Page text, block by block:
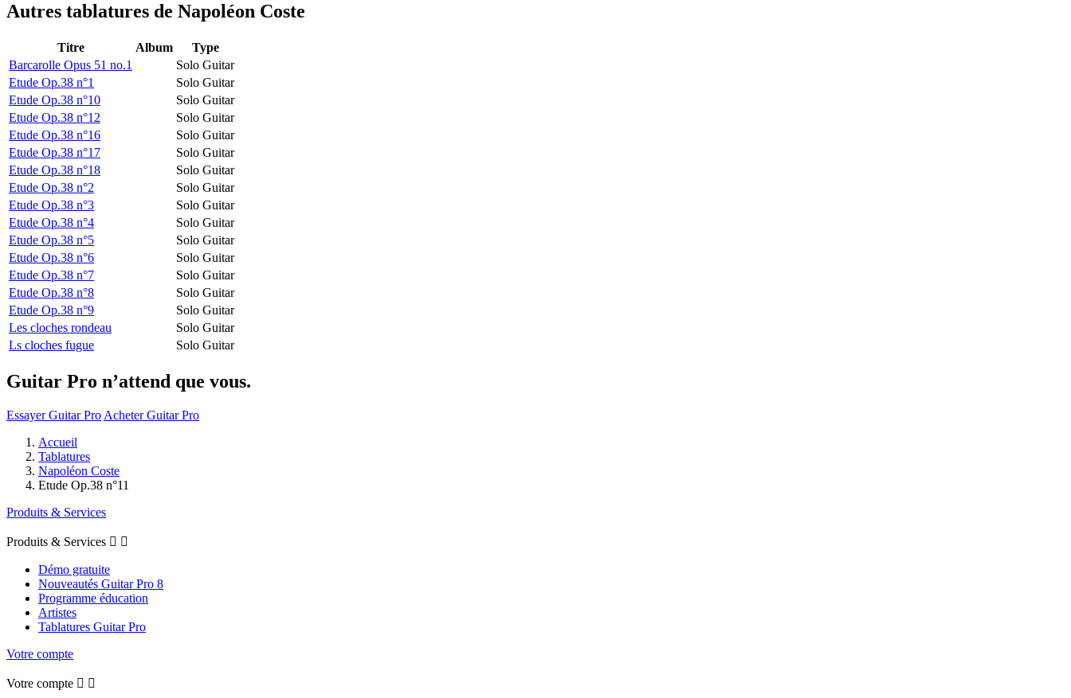
Autres tablatures de Napoléon Coste
Titre Album
Type
Barcarolle Opus 51 no.1
Solo Guitar
Etude Op.38 n°1
Solo Guitar
Etude Op.38 n°10
Solo Guitar
Etude Op.38 n°12
Solo Guitar
Etude Op.38 n°16
Solo Guitar
Etude Op.38 n°17
Solo Guitar
Etude Op.38 n°18
Solo Guitar
Etude Op.38 n°2
Solo Guitar
Etude Op.38 n°3
Solo Guitar
Etude Op.38 n°4
Solo Guitar
Etude Op.38 n°5
Solo Guitar
Etude Op.38 n°6
Solo Guitar
Etude Op.38 n°7
Solo Guitar
Etude Op.38 n°8
Solo Guitar
Etude Op.38 n°9
Solo Guitar
Les cloches rondeau
Solo Guitar
Ls cloches fugue
Solo Guitar
Guitar Pro n’attend que vous.
Essayer Guitar Pro Acheter Guitar Pro
Accueil
Tablatures
Napoléon Coste
Etude Op.38 n°11
Produits & Services
Produits & Services  
Démo gratuite
Nouveautés Guitar Pro 8
Programme éducation
Artistes
Tablatures Guitar Pro
Votre compte
Votre compte  